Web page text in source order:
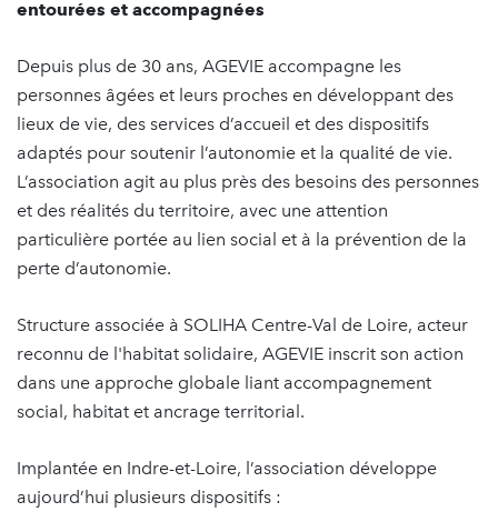
entourées et accompagnées
Depuis plus de 30 ans, AGEVIE accompagne les
personnes âgées et leurs proches en développant des
lieux de vie, des services d’accueil et des dispositifs
adaptés pour soutenir l’autonomie et la qualité de vie.
L’association agit au plus près des besoins des personnes
et des réalités du territoire, avec une attention
particulière portée au lien social et à la prévention de la
perte d’autonomie.
Structure associée à SOLIHA Centre-Val de Loire, acteur
reconnu de l'habitat solidaire, AGEVIE inscrit son action
dans une approche globale liant accompagnement
social, habitat et ancrage territorial.
Implantée en Indre-et-Loire, l’association développe
aujourd’hui plusieurs dispositifs :